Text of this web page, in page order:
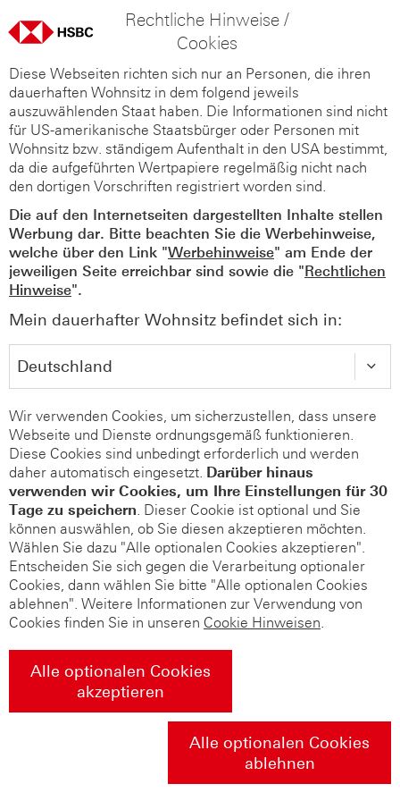
Rechtliche Hinweise /
Cookies
Diese Webseiten richten sich nur an Personen, die ihren
dauerhaften Wohnsitz in dem folgend jeweils
auszuwählenden Staat haben. Die Informationen sind nicht
für US-amerikanische Staatsbürger oder Personen mit
Wohnsitz bzw. ständigem Aufenthalt in den USA bestimmt,
da die aufgeführten Wertpapiere regelmäßig nicht nach
den dortigen Vorschriften registriert worden sind.
Die auf den Internetseiten dargestellten Inhalte stellen
Werbung dar. Bitte beachten Sie die Werbehinweise,
welche über den Link "Werbehinweise" am Ende der
jeweiligen Seite erreichbar sind sowie die "Rechtlichen
Hinweise".
Mein dauerhafter Wohnsitz befindet sich in:
Wir verwenden Cookies, um sicherzustellen, dass unsere
Webseite und Dienste ordnungsgemäß funktionieren.
Diese Cookies sind unbedingt erforderlich und werden
daher automatisch eingesetzt. Darüber hinaus
verwenden wir Cookies, um Ihre Einstellungen für 30
Tage zu speichern. Dieser Cookie ist optional und Sie
können auswählen, ob Sie diesen akzeptieren möchten.
Wählen Sie dazu "Alle optionalen Cookies akzeptieren".
Entscheiden Sie sich gegen die Verarbeitung optionaler
Cookies, dann wählen Sie bitte "Alle optionalen Cookies
ablehnen". Weitere Informationen zur Verwendung von
Cookies finden Sie in unseren Cookie Hinweisen.
Alle optionalen Cookies
akzeptieren
Alle optionalen Cookies
ablehnen